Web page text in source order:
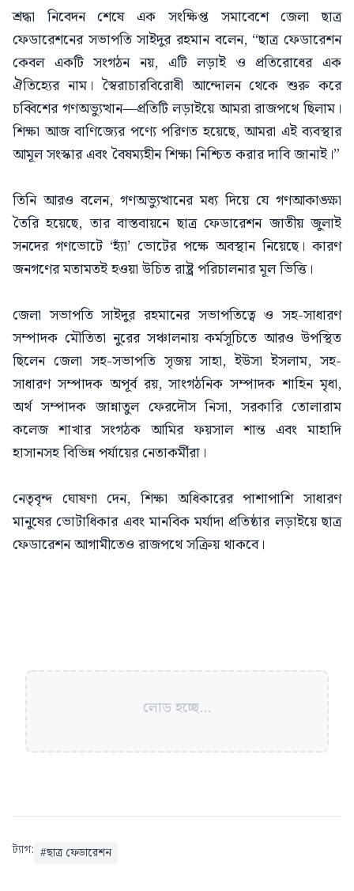
শ্রদ্ধা নিবেদন শেষে এক সংক্ষিপ্ত সমাবেশে জেলা ছাত্র
ফেডারেশনের সভাপতি সাইদুর রহমান বলেন, “ছাত্র ফেডারেশন
কেবল একটি সংগঠন নয়, এটি লড়াই ও প্রতিরোধের এক
ঐতিহ্যের নাম। স্বৈরাচারবিরোধী আন্দোলন থেকে শুরু করে
চব্বিশের গণঅভ্যুত্থান—প্রতিটি লড়াইয়ে আমরা রাজপথে ছিলাম।
শিক্ষা আজ বাণিজ্যের পণ্যে পরিণত হয়েছে, আমরা এই ব্যবস্থার
আমূল সংস্কার এবং বৈষম্যহীন শিক্ষা নিশ্চিত করার দাবি জানাই।”
তিনি আরও বলেন, গণঅভ্যুত্থানের মধ্য দিয়ে যে গণআকাঙ্ক্ষা
তৈরি হয়েছে, তার বাস্তবায়নে ছাত্র ফেডারেশন জাতীয় জুলাই
সনদের গণভোটে ‘হ্যাঁ’ ভোটের পক্ষে অবস্থান নিয়েছে। কারণ
জনগণের মতামতই হওয়া উচিত রাষ্ট্র পরিচালনার মূল ভিত্তি।
জেলা সভাপতি সাইদুর রহমানের সভাপতিত্বে ও সহ-সাধারণ
সম্পাদক মৌতিতা নুরের সঞ্চালনায় কর্মসূচিতে আরও উপস্থিত
ছিলেন জেলা সহ-সভাপতি সৃজয় সাহা, ইউসা ইসলাম, সহ-
সাধারণ সম্পাদক অপূর্ব রয়, সাংগঠনিক সম্পাদক শাহিন মৃধা,
অর্থ সম্পাদক জান্নাতুল ফেরদৌস নিসা, সরকারি তোলারাম
কলেজ শাখার সংগঠক আমির ফয়সাল শান্ত এবং মাহাদি
হাসানসহ বিভিন্ন পর্যায়ের নেতাকর্মীরা।
নেতৃবৃন্দ ঘোষণা দেন, শিক্ষা অধিকারের পাশাপাশি সাধারণ
মানুষের ভোটাধিকার এবং মানবিক মর্যাদা প্রতিষ্ঠার লড়াইয়ে ছাত্র
ফেডারেশন আগামীতেও রাজপথে সক্রিয় থাকবে।
লোড হচ্ছে...
ট্যাগ: #ছাত্র ফেডারেশন